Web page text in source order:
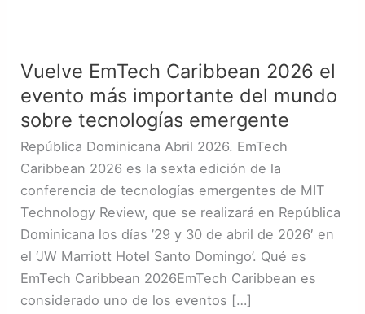
Vuelve EmTech Caribbean 2026 el
evento más importante del mundo
sobre tecnologías emergente
República Dominicana Abril 2026. EmTech
Caribbean 2026 es la sexta edición de la
conferencia de tecnologías emergentes de MIT
Technology Review, que se realizará en República
Dominicana los días ’29 y 30 de abril de 2026′ en
el ‘JW Marriott Hotel Santo Domingo’. Qué es
EmTech Caribbean 2026EmTech Caribbean es
considerado uno de los eventos […]
Caribbean
2026
el
más